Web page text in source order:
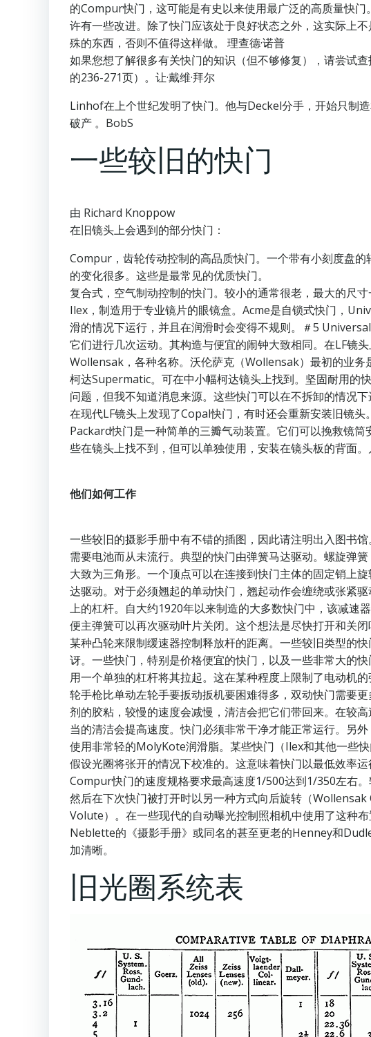
的Compur快门，这可能是有史以来使用最广泛的高质量快
许有一些改进。除了快门应该处于良好状态之外，这实际上
殊的东西，否则不值得这样做。 理查德·诺普
如果您想了解很多有关快门的知识（但不够修复），请尝试
的236-271页）。让·戴维·拜尔
Linhof在上个世纪发明了快门。他与Deckel分手，开始只制
破产 。BobS
一些较旧的快门
由 Richard Knoppow
在旧镜头上会遇到的部分快门：
Compur，齿轮传动控制的高品质快门。一个带有小刻度盘
的变化很多。这些是最常见的优质快门。
复合式，空气制动控制的快门。较小的通常很老，最大的尺
Ilex，制造用于专业镜片的眼镜盒。Acme是自锁式快门，
滑的情况下运行，并且在润滑时会变得不规则。＃5
它们进行几次运动。其构造与便宜的闹钟大致相同。在LF镜头
Wollensak，各种名称。沃伦萨克（Wollensak）最初的业务
柯达Supermatic。可在中小幅柯达镜头上找到。坚固耐用的
问题，但我不知道消息来源。这些快门可以在不拆卸的情况
在现代LF镜头上发现了Copal快门，有时还会重新安装旧镜头
Packard快门是一种简单的三瓣气动装置。它们可以挽救镜
些在镜头上找不到，但可以单独使用，安装在镜头板的背面
他们如何工作
一些较旧的摄影手册中有不错的插图，因此请注明出入图书
需要电池而从未流行。典型的快门由弹簧马达驱动。螺旋弹
大致为三角形。一个顶点可以在连接到快门主体的固定销上
达驱动。对于必须翘起的单动快门，翘起动作会缠绕或张紧
上的杠杆。自大约1920年以来制造的大多数快门中，该减速
便主弹簧可以再次驱动叶片关闭。这个想法是尽快打开和关
某种凸轮来限制缓速器控制释放杆的距离。一些较旧类型的
讶。一些快门，特别是价格便宜的快门，以及一些非常大的
用一个单独的杠杆将其拉起。这在某种程度上限制了电动机
轮手枪比单动左轮手要扳动扳机要困难得多，双动快门需要
剂的胶粘，较慢的速度会减慢，清洁会把它们带回来。在较
当的清洁会提高速度。快门必须非常干净才能正常运行。另
使用非常轻的MolyKote润滑脂。某些快门（Ilex和其他一些
假设光圈将张开的情况下校准的。这意味着快门以最低效率
Compur快门的速度规格要求最高速度1/500达到1/350左右
然后在下次快门被打开时以另一种方式向后旋转（
Volute）。在一些现代的自动曝光控制照相机中使用了这种
Neblette的《摄影手册》或同名的甚至更老的Henney和
加清晰。
旧光圈系统表